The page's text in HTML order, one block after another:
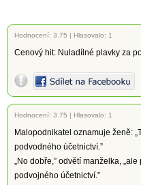
Hodnocení: 3.75 | Hlasovalo: 1
Cenový hit: Nuladílné plavky za
Hodnocení: 3.75 | Hlasovalo: 1
Malopodnikatel oznamuje ženě:
podvodného účetnictví.”
„No dobře,” odvětí manželka,
podvojného účetnictví.”